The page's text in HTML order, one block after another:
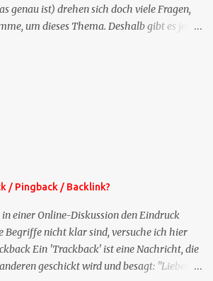
genau ist) drehen sich doch viele Fragen,
um dieses Thema. Deshalb gibt es jetzt
eine weitere Folge. Die Startsequenz ist 16
/ Pingback / Backlink?
einer Online-Diskussion den Eindruck
Begriffe nicht klar sind, versuche ich hier
Ein 'Trackback' ist eine Nachricht, die
geschickt wird und besagt: "Lieber